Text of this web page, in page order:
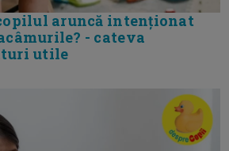
aruncă intenționat
- cateva
utile